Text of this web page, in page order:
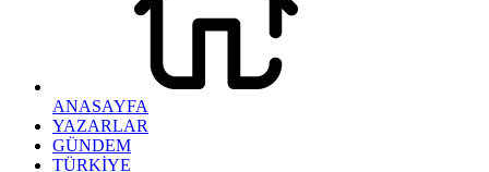
ANASAYFA
YAZARLAR
GÜNDEM
TÜRKİYE